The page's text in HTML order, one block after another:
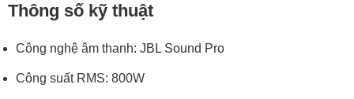
Thông số kỹ thuật
Công nghệ âm thanh: JBL Sound Pro
Công suất RMS: 800W